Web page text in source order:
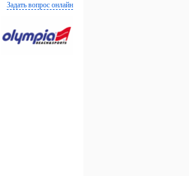
Задать вопрос онлайн